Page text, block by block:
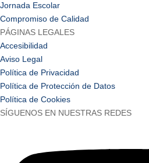
Jornada Escolar
Compromiso de Calidad
PÁGINAS LEGALES
Accesibilidad
Aviso Legal
Política de Privacidad
Política de Protección de Datos
Política de Cookies
SÍGUENOS EN NUESTRAS REDES